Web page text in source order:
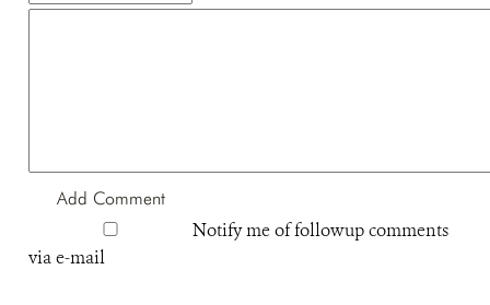
Notify me of followup comments
via e-mail